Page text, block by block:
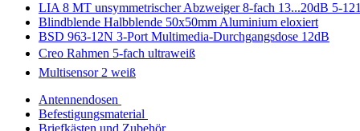
LIA 8 MT unsymmetrischer Abzweiger 8-fach 13...20dB 5-
Blindblende Halbblende 50x50mm Aluminium eloxiert
BSD 963-12N 3-Port Multimedia-Durchgangsdose 12dB
Creo Rahmen 5-fach ultraweiß
Multisensor 2 weiß
Antennendosen
Befestigungsmaterial